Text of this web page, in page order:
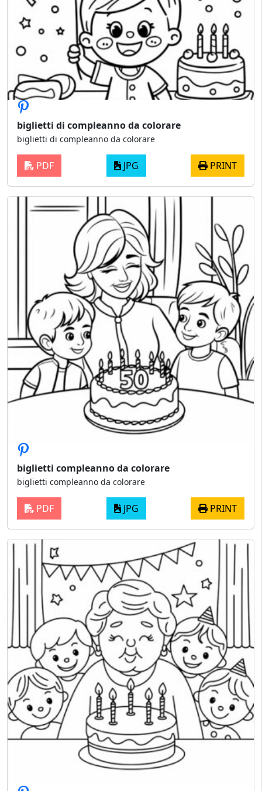
biglietti di compleanno da colorare
biglietti di compleanno da colorare
PDF JPG PRINT
biglietti compleanno da colorare
biglietti compleanno da colorare
PDF JPG PRINT